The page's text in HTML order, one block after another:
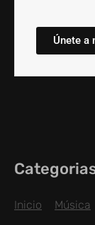
Únete a
Inicio Música